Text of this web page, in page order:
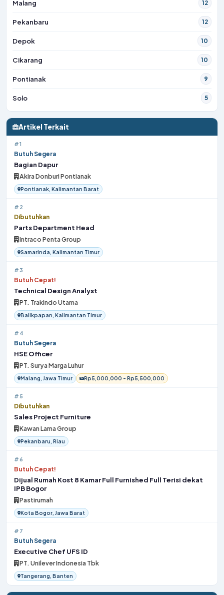
Malang 12
Pekanbaru 12
Depok 10
Cikarang 10
Pontianak 9
Solo 5
Artikel Terkait
#1
Butuh Segera
Bagian Dapur
Akira Donburi Pontianak
Pontianak, Kalimantan Barat
#2
Dibutuhkan
Parts Department Head
Intraco Penta Group
Samarinda, Kalimantan Timur
#3
Butuh Cepat!
Technical Design Analyst
PT. Trakindo Utama
Balikpapan, Kalimantan Timur
#4
Butuh Segera
HSE Officer
PT. Surya Marga Luhur
Malang, Jawa Timur Rp5,000,000 - Rp5,500,000
#5
Dibutuhkan
Sales Project Furniture
Kawan Lama Group
Pekanbaru, Riau
#6
Butuh Cepat!
Dijual Rumah Kost 8 Kamar Full Furnished Full Terisi dekat
IPB Bogor
Pastirumah
Kota Bogor, Jawa Barat
#7
Butuh Segera
Executive Chef UFS ID
PT. Unilever Indonesia Tbk
Tangerang, Banten